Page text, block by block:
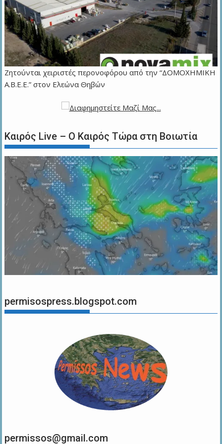
Ζητούνται χειριστές περονοφόρου από την “ΔΟΜΟΧΗΜΙΚΗ
Α.Β.Ε.Ε.” στον Ελεώνα Θηβών
Καιρός Live – Ο Καιρός Τώρα στη Βοιωτία
permisospress.blogspot.com
permissos@gmail.com